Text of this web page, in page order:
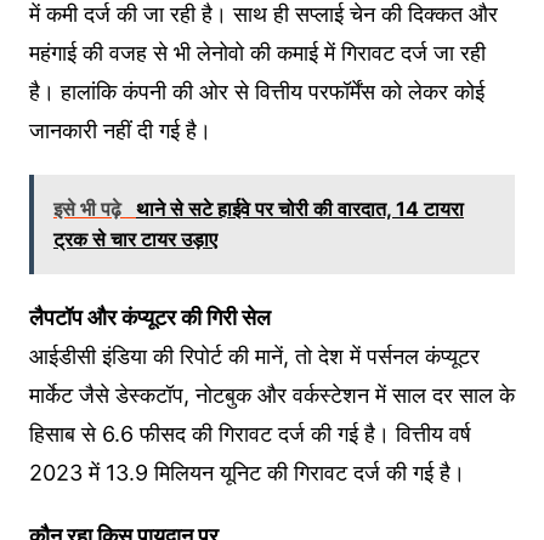
में कमी दर्ज की जा रही है। साथ ही सप्लाई चेन की दिक्कत और
महंगाई की वजह से भी लेनोवो की कमाई में गिरावट दर्ज जा रही
है। हालांकि कंपनी की ओर से वित्तीय परफॉर्मेंस को लेकर कोई
जानकारी नहीं दी गई है।
इसे भी पढ़े थाने से सटे हाईवे पर चोरी की वारदात, 14 टायरा
ट्रक से चार टायर उड़ाए
लैपटॉप और कंप्यूटर की गिरी सेल
आईडीसी इंडिया की रिपोर्ट की मानें, तो देश में पर्सनल कंप्यूटर
मार्केट जैसे डेस्कटॉप, नोटबुक और वर्कस्टेशन में साल दर साल के
हिसाब से 6.6 फीसद की गिरावट दर्ज की गई है। वित्तीय वर्ष
2023 में 13.9 मिलियन यूनिट की गिरावट दर्ज की गई है।